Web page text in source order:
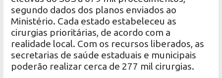
segundo dados dos planos enviados ao
Ministério. Cada estado estabeleceu as
cirurgias prioritárias, de acordo com a
realidade local. Com os recursos liberados, as
secretarias de saúde estaduais e municipais
poderão realizar cerca de 277 mil cirurgias.